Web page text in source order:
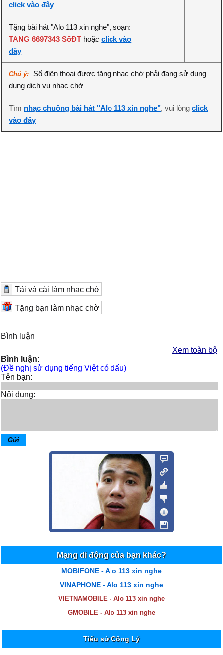
click vào đây
Tặng bài hát "Alo 113 xin nghe", soạn:
TANG 6697343 SốĐT hoặcclick vào
đây
Chú ý:
Số điện thoại được tặng nhạc chờ phải đang sử dụng
dụng dịch vụ nhạc chờ
Tìm nhạc chuông bài hát "Alo 113 xin nghe", vui lòngclick
vào đây
Tải và cài làm nhạc chờ
Tặng bạn làm nhạc chờ
Bình luận
Xem toàn bộ
Bình luận:
(Đề nghị sử dụng tiếng Việt có dấu)
Tên bạn:
Nội dung:
Mạng di động của bạn khác?
MOBIFONE - Alo 113 xin nghe
VINAPHONE - Alo 113 xin nghe
VIETNAMOBILE - Alo 113 xin nghe
GMOBILE - Alo 113 xin nghe
Tiểu sử Công Lý